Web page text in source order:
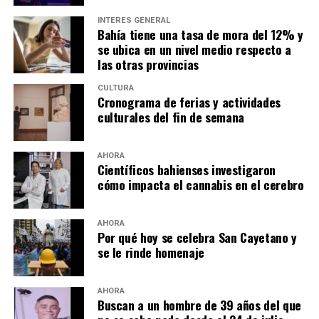
*Recital de piano por Leonardo Bedetti
Domingo 9 – 19:30 hs – Biblioteca Rivadavia (Av. Colón
31)
El pianista Leonardo Bedetti ofrecerá un recital con
obras de tres grandes compositores del repertorio
pianístico: Joseph Haydn, Franz Liszt y Robert
Schumann. Entradas: desde $10.000, disponibles
enEntradaUno.como en boletería (lunes a viernes de 10
a 17, sábados de 9 a 12 y 1 hora antes del espectáculo).
*ENCUENTRO de VOZ en Café Concert – VOL.2
Domingo 9 – 20:30 hs – Café Cultural Don Osvaldo
(Lamadrid 544)
Repertorio acústico y cercano con canciones de diversos
estilos: pop, rock nacional, soul, folklore y mucho más,
interpretadas con el calor de músicos en vivo. Entradas:
INTERÉS GENERAL
Bahía tiene una tasa de mora del 12% y
se ubica en un nivel medio respecto a
las otras provincias
CULTURA
Cronograma de ferias y actividades
culturales del fin de semana
AHORA
Científicos bahienses investigaron
cómo impacta el cannabis en el cerebro
AHORA
Por qué hoy se celebra San Cayetano y
se le rinde homenaje
AHORA
Buscan a un hombre de 39 años del que